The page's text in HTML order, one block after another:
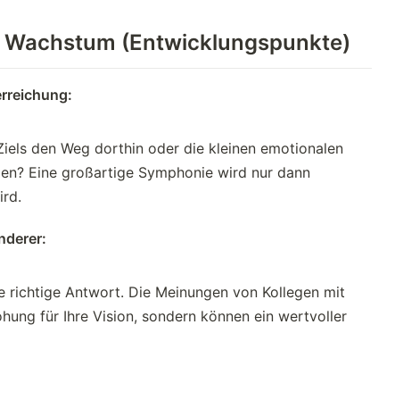
(Entwicklungspunkte)
den Weg dorthin oder die kleinen emotionalen
Eine großartige Symphonie wird nur dann
Antwort. Die Meinungen von Kollegen mit
für Ihre Vision, sondern können ein wertvoller